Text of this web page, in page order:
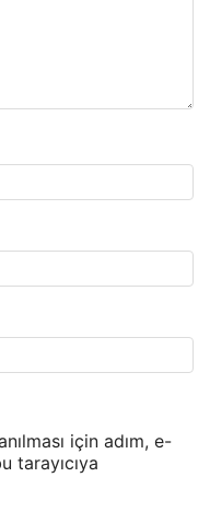
için adım, e-
tarayıcıya